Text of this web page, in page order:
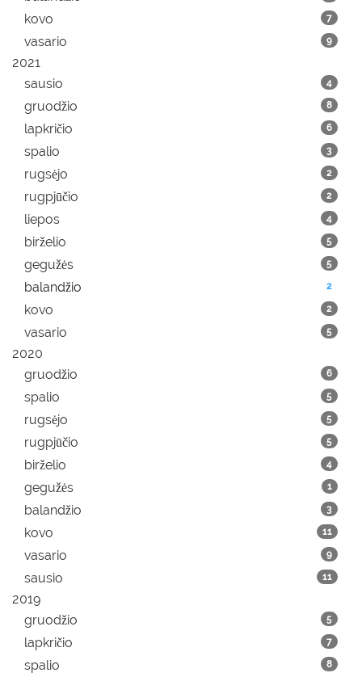
kovo 7
vasario 9
2021
sausio
4
gruodžio 8
lapkričio 6
spalio 3
rugsėjo 2
rugpjūčio 2
liepos 4
birželio 5
gegužės 5
balandžio 2
kovo 2
vasario 5
2020
gruodžio
6
spalio 5
rugsėjo 5
rugpjūčio 5
birželio 4
gegužės 1
balandžio 3
kovo 11
vasario 9
sausio 11
2019
gruodžio
5
lapkričio 7
spalio 8